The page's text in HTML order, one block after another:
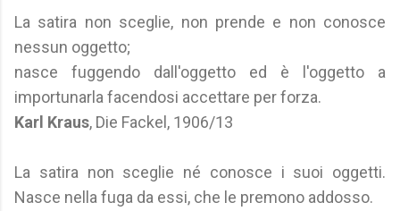
La satira non sceglie, non prende e non conosce
nessun oggetto;
nasce fuggendo dall'oggetto ed è l'oggetto a
importunarla facendosi accettare per forza.
Karl Kraus, Die Fackel, 1906/13
La satira non sceglie né conosce i suoi oggetti.
Nasce nella fuga da essi, che le premono addosso.